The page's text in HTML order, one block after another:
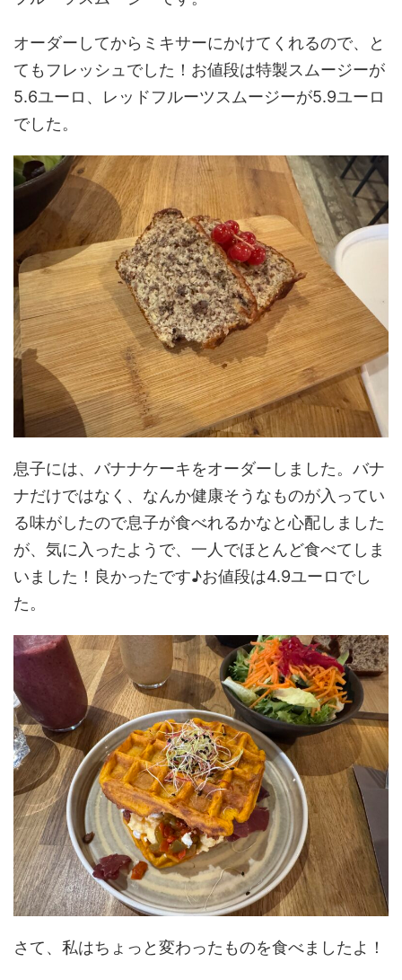
オーダーしてからミキサーにかけてくれるので、と
てもフレッシュでした！お値段は特製スムージーが
5.6ユーロ、レッドフルーツスムージーが5.9ユーロ
でした。
息子には、バナナケーキをオーダーしました。バナ
ナだけではなく、なんか健康そうなものが入ってい
る味がしたので息子が食べれるかなと心配しました
が、気に入ったようで、一人でほとんど食べてしま
いました！良かったです♪お値段は4.9ユーロでし
た。
さて、私はちょっと変わったものを食べましたよ！